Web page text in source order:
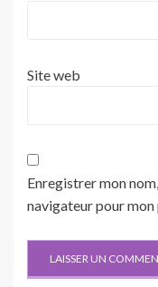
Site web
Enregistrer mon
navigateur pour